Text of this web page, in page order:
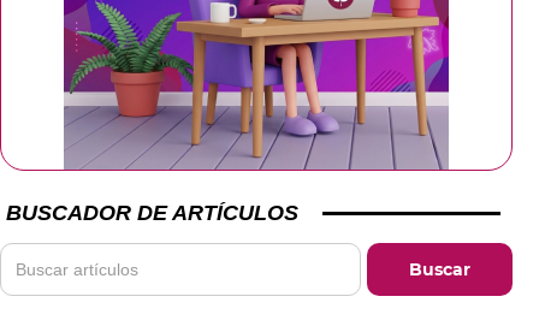
BUSCADOR DE ARTÍCULOS